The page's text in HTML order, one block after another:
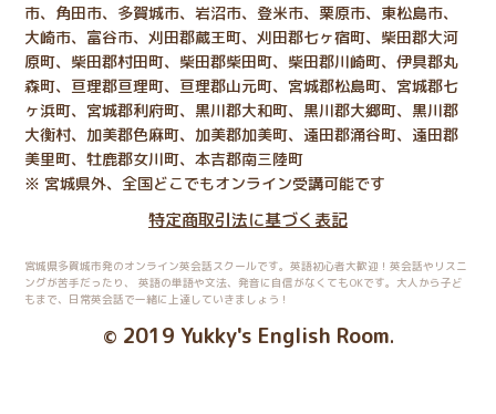
市、角田市、多賀城市、岩沼市、登米市、栗原市、東松島市、
大崎市、富谷市、刈田郡蔵王町、刈田郡七ヶ宿町、柴田郡大河
原町、柴田郡村田町、柴田郡柴田町、柴田郡川崎町、伊具郡丸
森町、亘理郡亘理町、亘理郡山元町、宮城郡松島町、宮城郡七
ヶ浜町、宮城郡利府町、黒川郡大和町、黒川郡大郷町、黒川郡
大衡村、加美郡色麻町、加美郡加美町、遠田郡涌谷町、遠田郡
美里町、牡鹿郡女川町、本吉郡南三陸町
※ 宮城県外、全国どこでもオンライン受講可能です
特定商取引法に基づく表記
宮城県多賀城市発のオンライン英会話スクールです。英語初心者大歓迎！英会話やリスニ
ングが苦手だったり、
英語の単語や文法、発音に自信がなくてもOKです。大人から子ど
もまで、日常英会話で一緒に上達していきましょう！
© 2019 Yukky's English Room.